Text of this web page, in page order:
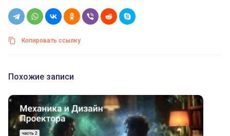
Копировать ссылку
Похожие записи